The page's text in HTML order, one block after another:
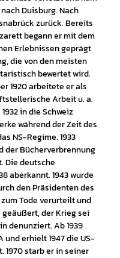
Duisburg. Nach
zurück. Bereits
begann er mit dem
Erlebnissen geprägt
die von den meisten
bewertet wird.
1920 arbeitete er als
Arbeit u. a.
in die Schweiz
während der Zeit des
NS-Regime. 1933
der Bücherverbrennung
Die deutsche
aberkannt. 1943 wurde
den Präsidenten des
Tode verurteilt und
der Krieg sei
denunziert. Ab 1939
und erhielt 1947 die US-
starb er in seiner